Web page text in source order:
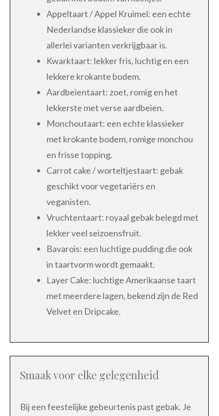
Appeltaart / Appel Kruimel: een echte
Nederlandse klassieker die ook in
allerlei varianten verkrijgbaar is.
Kwarktaart: lekker fris, luchtig en een
lekkere krokante bodem.
Aardbeientaart: zoet, romig en het
lekkerste met verse aardbeien.
Monchoutaart: een echte klassieker
met krokante bodem, romige monchou
en frisse topping.
Carrot cake / worteltjestaart: gebak
geschikt voor vegetariërs en
veganisten.
Vruchtentaart: royaal gebak belegd met
lekker veel seizoensfruit.
Bavarois: een luchtige pudding die ook
in taartvorm wordt gemaakt.
Layer Cake: luchtige Amerikaanse taart
met meerdere lagen, bekend zijn de Red
Velvet en Dripcake.
Smaak voor elke gelegenheid
Bij een feestelijke gebeurtenis past gebak. Je